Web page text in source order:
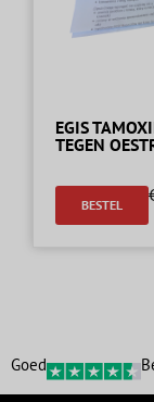
EGIS
TEGEN
BESTEL
Goed